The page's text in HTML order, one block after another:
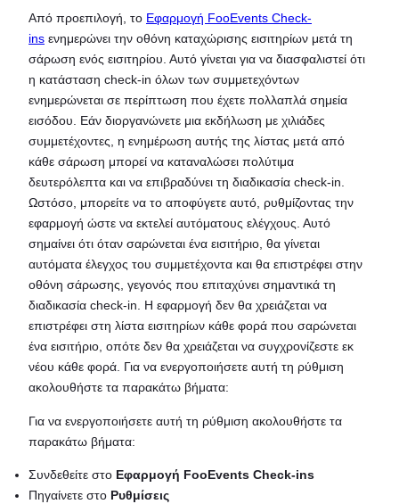
Από προεπιλογή, το Εφαρμογή FooEvents Check-
ins ενημερώνει την οθόνη καταχώρισης εισιτηρίων μετά τη
σάρωση ενός εισιτηρίου. Αυτό γίνεται για να διασφαλιστεί ότι
η κατάσταση check-in όλων των συμμετεχόντων
ενημερώνεται σε περίπτωση που έχετε πολλαπλά σημεία
εισόδου. Εάν διοργανώνετε μια εκδήλωση με χιλιάδες
συμμετέχοντες, η ενημέρωση αυτής της λίστας μετά από
κάθε σάρωση μπορεί να καταναλώσει πολύτιμα
δευτερόλεπτα και να επιβραδύνει τη διαδικασία check-in.
Ωστόσο, μπορείτε να το αποφύγετε αυτό, ρυθμίζοντας την
εφαρμογή ώστε να εκτελεί αυτόματους ελέγχους. Αυτό
σημαίνει ότι όταν σαρώνεται ένα εισιτήριο, θα γίνεται
αυτόματα έλεγχος του συμμετέχοντα και θα επιστρέφει στην
οθόνη σάρωσης, γεγονός που επιταχύνει σημαντικά τη
διαδικασία check-in. Η εφαρμογή δεν θα χρειάζεται να
επιστρέφει στη λίστα εισιτηρίων κάθε φορά που σαρώνεται
ένα εισιτήριο, οπότε δεν θα χρειάζεται να συγχρονίζεστε εκ
νέου κάθε φορά. Για να ενεργοποιήσετε αυτή τη ρύθμιση
ακολουθήστε τα παρακάτω βήματα:
Για να ενεργοποιήσετε αυτή τη ρύθμιση ακολουθήστε τα
παρακάτω βήματα:
Συνδεθείτε στο Εφαρμογή FooEvents Check-ins
Πηγαίνετε στο Ρυθμίσεις